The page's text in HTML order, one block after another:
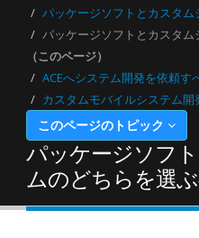
パッケージソフトとカスタム
パッケージソフトとカスタ
（このページ）
ACEへシステム開発を依頼す
カスタムモバイルシステム開
このページのトピック
パッケージソフ
ムのどちらを選